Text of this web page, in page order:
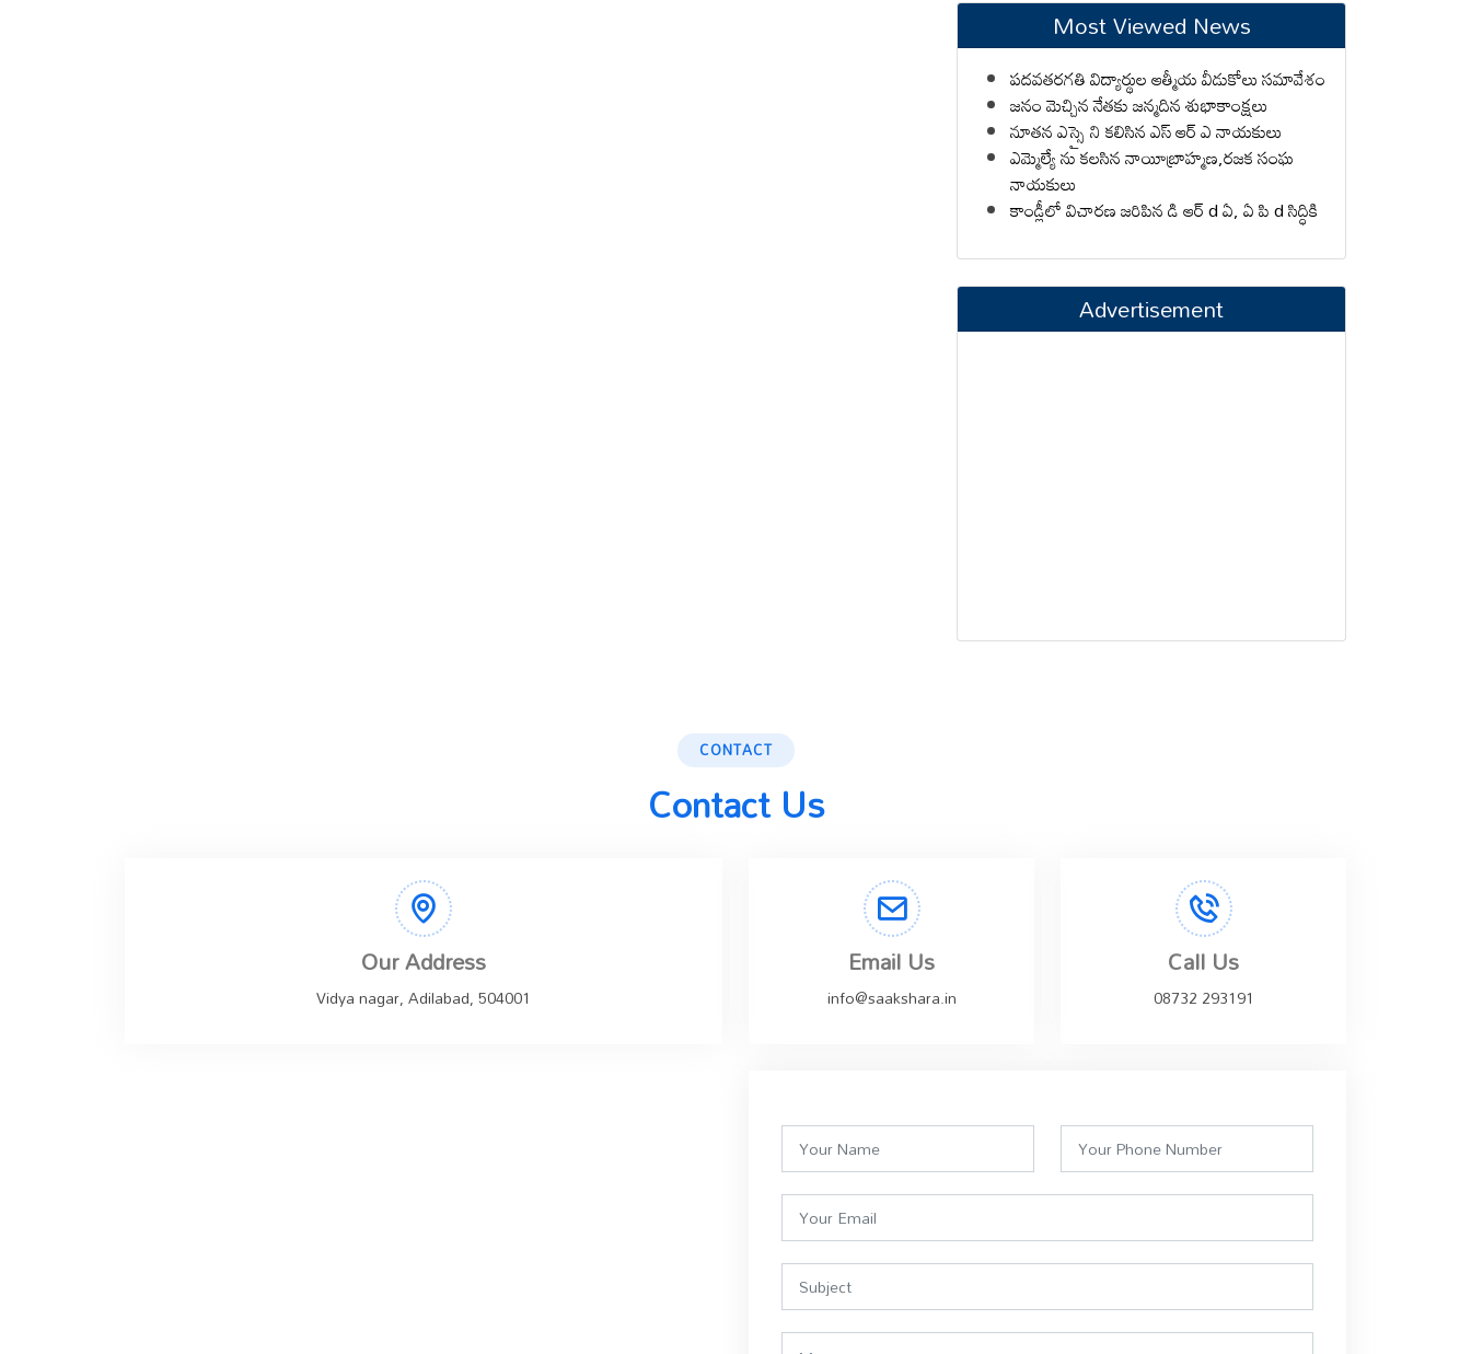
Most Viewed News
పదవతరగతి విద్యార్థుల ఆత్మీయ వీడుకోలు సమావేశం
జనం మెచ్చిన నేతకు జన్మదిన శుభాకాంక్షలు
నూతన ఎస్సై ని కలిసిన ఎస్ ఆర్ ఎ నాయకులు
ఎమ్మెల్యే ను కలసిన నాయీబ్రాహ్మణ,రజక సంఘ
నాయకులు
కాండ్లీలో విచారణ జరిపిన డి ఆర్ d ఏ, ఏ పి d సిద్ధికి
Advertisement
CONTACT
Contact Us
Our Address
Vidya nagar, Adilabad, 504001
Email Us
info@saakshara.in
Call Us
08732 293191